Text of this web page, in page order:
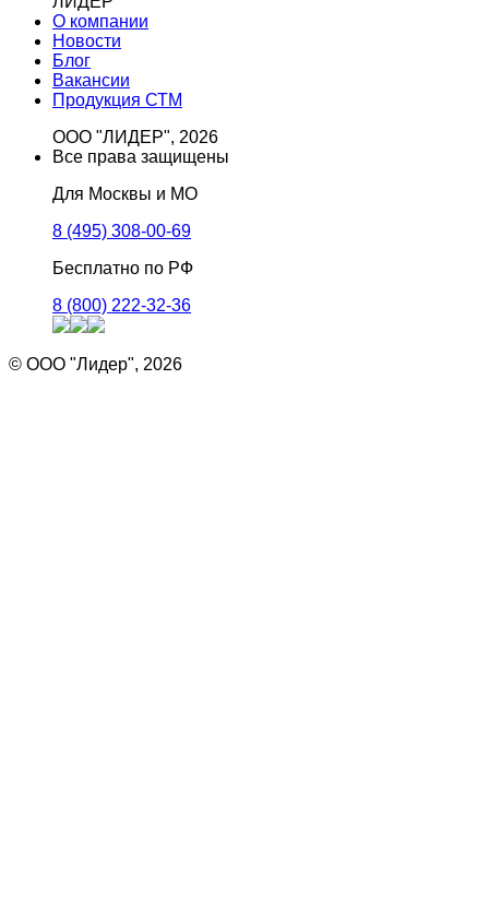
О компании
Новости
Блог
Вакансии
Продукция СТМ
ООО "ЛИДЕР", 2026
Все права защищены
Для Москвы и МО
8 (495) 308-00-69
Бесплатно по РФ
8 (800) 222-32-36
© ООО "Лидер", 2026